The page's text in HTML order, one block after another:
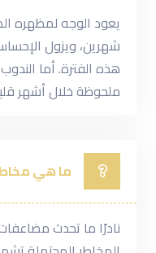
يعود الوجه لمظهره
شهرين، ويزول
هذه الفترة. أما
ملحوظة خلال أشهر
ما هي
نادرًا ما تحدث